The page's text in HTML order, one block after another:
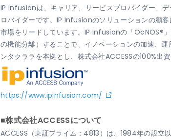
IP Infusionは、キャリア、サービスプロバイダー、
ロバイダーです。IP Infusionのソリューションの顧
市場をリードしています。IP Infusionの「OcNOS®
の機能分離）することで、イノベーションの加速、
ンタクララを本拠とし、株式会社ACCESSの100%出
https://www.ipinfusion.com/
■株式会社ACCESSについて
ACCESS（東証プライム：4813）は、1984年の設立